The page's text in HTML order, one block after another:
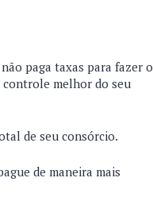
paga taxas para fazer o
controle melhor do seu
de seu consórcio.
de maneira mais